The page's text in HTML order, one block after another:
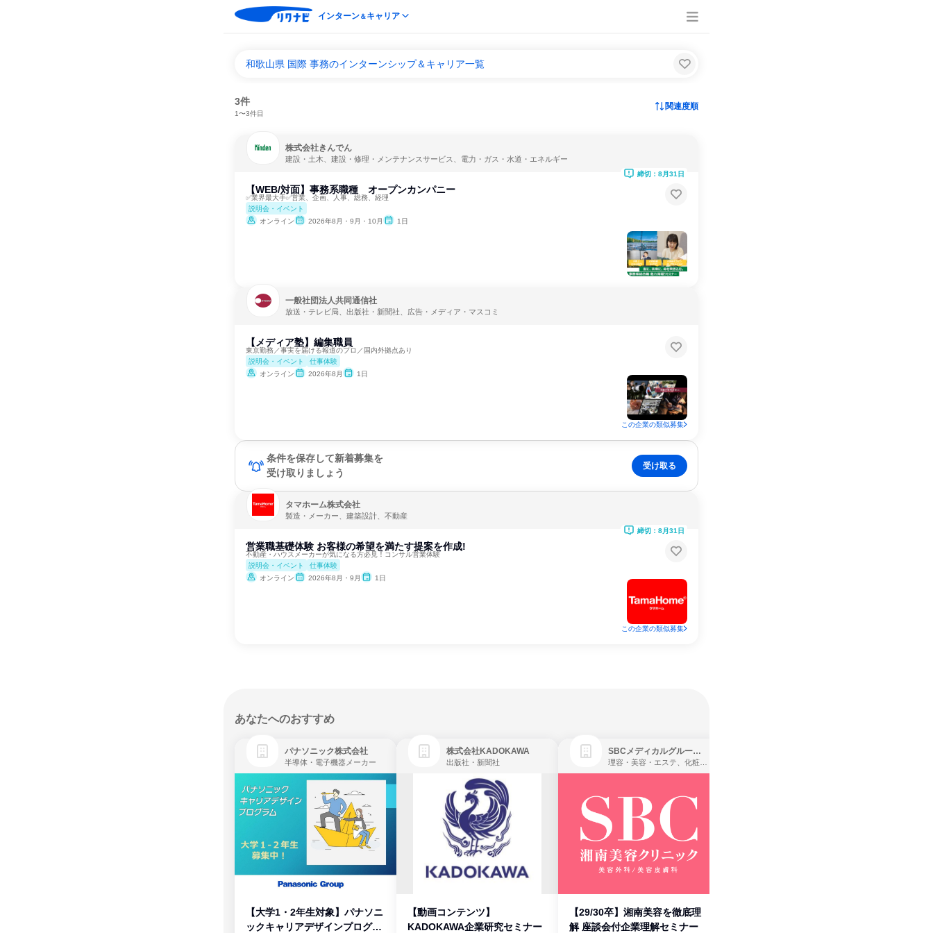
インターン＆キャリア
和歌山県 国際 事務のインターンシップ＆キャリア一覧
3件
1〜3件目
関連度順
株式会社きんでん
建設・土木、建設・修理・メンテナンスサービス、電力・ガス・水道・エネルギー
【WEB/対面】事務系職種 オープンカンパニー
✅業界最大手✅営業、企画、人事、総務、経理
説明会・イベント
オンライン
2026年8月・9月・10月 1日
締切：8月31日
一般社団法人共同通信社
放送・テレビ局、出版社・新聞社、広告・メディア・マスコミ
【メディア塾】編集職員
東京勤務／事実を届ける報道のプロ／国内外拠点あり
説明会・イベント
仕事体験
オンライン
2026年8月 1日
この企業の類似募集
条件を保存して新着募集を
受け取りましょう
受け取る
タマホーム株式会社
製造・メーカー、建築設計、不動産
営業職基礎体験 お客様の希望を満たす提案を作成!
不動産・ハウスメーカーが気になる方必見！コンサル営業体験
説明会・イベント
仕事体験
オンライン
2026年8月・9月 1日
締切：8月31日
この企業の類似募集
あなたへのおすすめ
パナソニック株式会社
半導体・電子機器メーカー
【大学1・2年生対象】パナソニ
ックキャリアデザインプログラ
株式会社KADOKAWA
出版社・新聞社
【動画コンテンツ】
KADOKAWA企業研究セミナー
SBCメディカルグループ株式会社
【29/30卒】湘南美容を徹底理
解 座談会付企業理解セミナー